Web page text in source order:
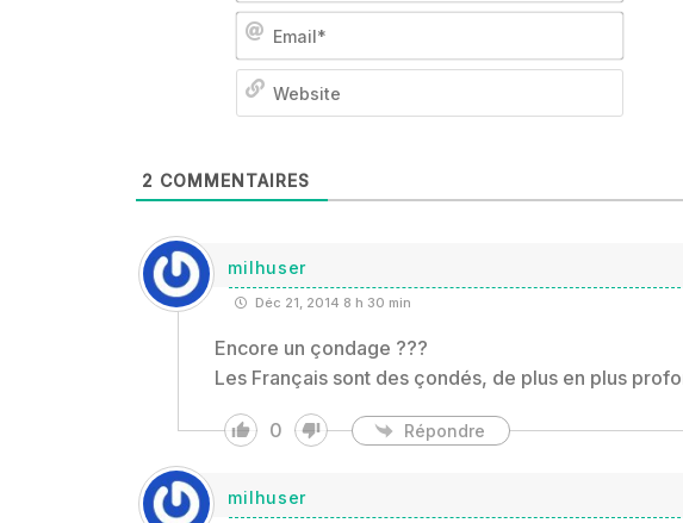
Email*
Website
2 COMMENTAIRES
milhuser
Déc 21, 2014 8 h 30 min
Encore un çondage ???
Les Français sont des çondés, de plus en plus
0 Répondre
milhuser